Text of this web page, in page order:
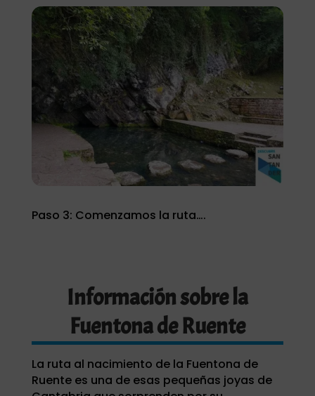
Paso 3: Comenzamos la ruta….
Información sobre la
Fuentona de Ruente
La ruta al nacimiento de la Fuentona de
Ruente es una de esas pequeñas joyas de